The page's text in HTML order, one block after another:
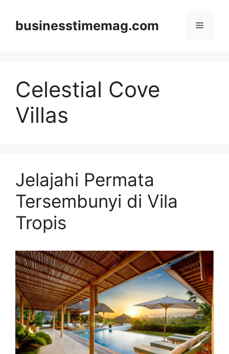
contentbusinesstimemag.com Menu
Celestial Cove
Villas
Jelajahi Permata
Tersembunyi di Vila
Tropis